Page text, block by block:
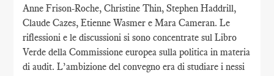
Anne Frison-Roche, Christine Thin, Stephen Haddrill,
Claude Cazes, Etienne Wasmer e Mara Cameran. Le
riflessioni e le discussioni si sono concentrate sul Libro
Verde della Commissione europea sulla politica in materia
di audit. L’ambizione del convegno era di studiare i nessi